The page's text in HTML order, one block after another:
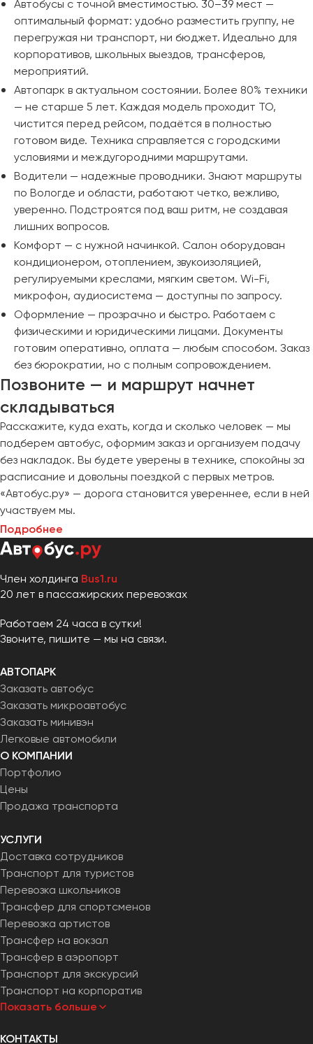
Автобусы с точной вместимостью. 30–39 мест —
оптимальный формат: удобно разместить группу, не
перегружая ни транспорт, ни бюджет. Идеально для
корпоративов, школьных выездов, трансферов,
мероприятий.
Автопарк в актуальном состоянии. Более 80% техники
— не старше 5 лет. Каждая модель проходит ТО,
чистится перед рейсом, подаётся в полностью
готовом виде. Техника справляется с городскими
условиями и междугородними маршрутами.
Водители — надежные проводники. Знают маршруты
по Вологде и области, работают четко, вежливо,
уверенно. Подстроятся под ваш ритм, не создавая
лишних вопросов.
Комфорт — с нужной начинкой. Салон оборудован
кондиционером, отоплением, звукоизоляцией,
регулируемыми креслами, мягким светом. Wi-Fi,
микрофон, аудиосистема — доступны по запросу.
Оформление — прозрачно и быстро. Работаем с
физическими и юридическими лицами. Документы
готовим оперативно, оплата — любым способом. Заказ
без бюрократии, но с полным сопровождением.
Позвоните — и маршрут начнет
складываться
Расскажите, куда ехать, когда и сколько человек — мы
подберем автобус, оформим заказ и организуем подачу
без накладок. Вы будете уверены в технике, спокойны за
расписание и довольны поездкой с первых метров.
«Автобус.ру» — дорога становится увереннее, если в ней
участвуем мы.
Подробнее
Член холдинга Bus1.ru
20 лет в пассажирских перевозках
Работаем 24 часа в сутки!
Звоните, пишите — мы на связи.
АВТОПАРК
Заказать автобус
Заказать микроавтобус
Заказать минивэн
Легковые автомобили
О КОМПАНИИ
Портфолио
Цены
Продажа транспорта
УСЛУГИ
Доставка сотрудников
Транспорт для туристов
Перевозка школьников
Трансфер для спортсменов
Перевозка артистов
Трансфер на вокзал
Трансфер в аэропорт
Транспорт для экскурсий
Транспорт на корпоратив
Показать больше
КОНТАКТЫ